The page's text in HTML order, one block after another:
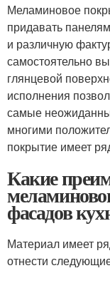
Меламиновое
придавать
и различную
самостоятельно
глянцевой
исполнения
самые
многими
покрытие имеет
Какие
фасадов
Материал имеет
отнести